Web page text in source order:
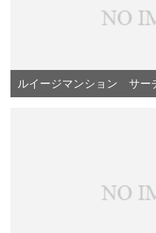
ルイージマンション サー